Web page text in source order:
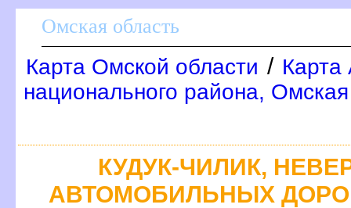
Омская область
Карта Омской области / Карта
национального района,
КУДУК-ЧИЛИК,
АВТОМОБИЛЬНЫХ